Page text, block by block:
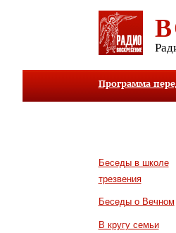
Программа
Беседы в школе
трезвения
Беседы о Вечном
В кругу семьи